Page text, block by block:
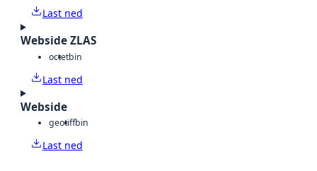
Last ned
Webside ZLAS
octetbin
Last ned
Webside
geotiffbin
Last ned